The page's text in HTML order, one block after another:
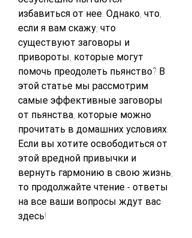
избавиться от нее. Однако, что,
если я вам скажу, что
существуют заговоры и
привороты, которые могут
помочь преодолеть пьянство? В
этой статье мы рассмотрим
самые эффективные заговоры
от пьянства, которые можно
прочитать в домашних условиях.
Если вы хотите освободиться от
этой вредной привычки и
вернуть гармонию в свою жизнь,
то продолжайте чтение - ответы
на все ваши вопросы ждут вас
здесь!